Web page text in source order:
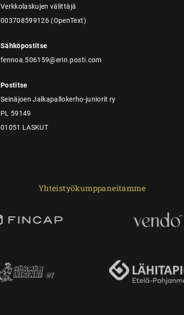
Verkkolaskujen välittäjä
003708599126 (OpenText)
Sähköpostitse
fennoa.506159@erin.posti.com
Postitse
Seinäjoen Jalkapallokerho-juniorit ry
PL 59149
01051 LASKUT
Yhteistyökumppaneitamme